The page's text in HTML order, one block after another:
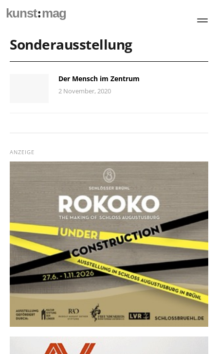
kunst:mag
Sonderausstellung
Der Mensch im Zentrum
2 November, 2020
ANZEIGE